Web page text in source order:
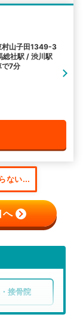
村山子田1349-3
総社駅 / 渋川駅
で7分
ない...
へ
・接骨院